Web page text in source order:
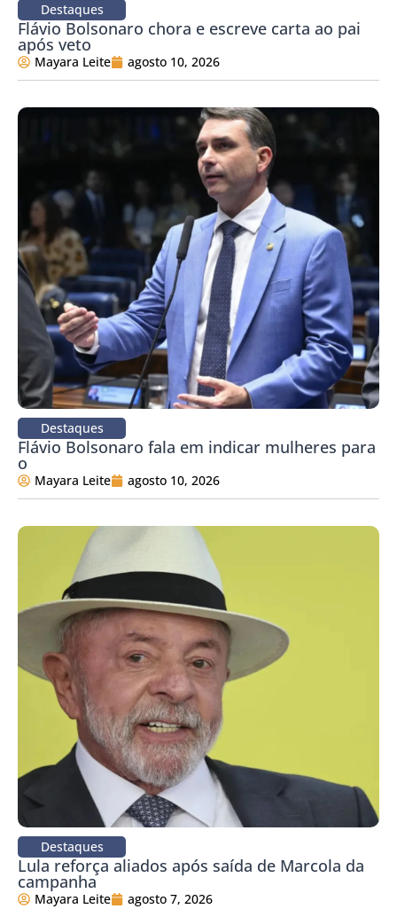
Destaques
Flávio Bolsonaro chora e escreve carta ao pai
após veto
Mayara Leite agosto 10, 2026
Destaques
Flávio Bolsonaro fala em indicar mulheres para
o
Mayara Leite agosto 10, 2026
Destaques
Lula reforça aliados após saída de Marcola da
campanha
Mayara Leite agosto 7, 2026